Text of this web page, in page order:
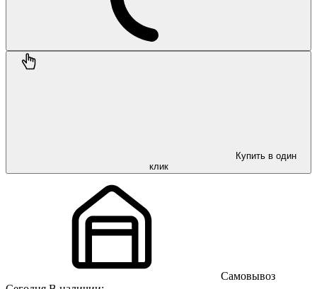
Купить в один
клик
Самовывоз